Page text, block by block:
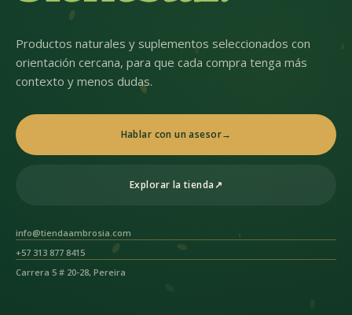
Productos naturales y suplementos seleccionados con
orientación cercana, para que cada compra tenga más
contexto y menos dudas.
Hablar con un asesor→
Explorar la tienda↗
info@tiendaambrosia.com
+57 313 877 8415
Carrera 5 # 20-28, Pereira